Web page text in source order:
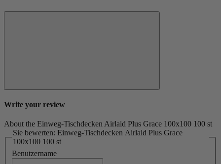
Write your review
About the Einweg-Tischdecken Airlaid Plus Grace 100x100 100 st
Sie bewerten: Einweg-Tischdecken Airlaid Plus Grace
100x100 100 st
Benutzername